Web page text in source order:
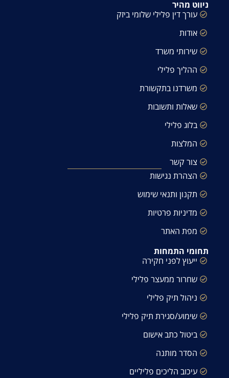
ניווט מהיר
עורך דין פלילי שלומי ביזק
אודות
שירותי משרד
ההליך פלילי
משרדנו בתקשורת
שאלות ותשובות
בלוג פלילי
המלצות
צור קשר
הצהרת נגישות
תקנון ותנאי שימוש
מדיניות פרטיות
מפת האתר
תחומי התמחות
ייעוץ לפני חקירה
שחרור ממעצר פלילי
ניהול תיק פלילי
שימוע/סגירת תיק פלילי
ביטול כתב אישום
הסדר מותנה
עיכוב הליכים פליליים